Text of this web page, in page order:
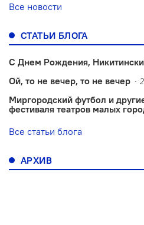
Все новости
СТАТЬИ БЛОГА
С Днем Рождения,
Ой, то не вечер, то не вечер
Миргородский футбол и
фестиваля театров малых
Все статьи блога
АРХИВ